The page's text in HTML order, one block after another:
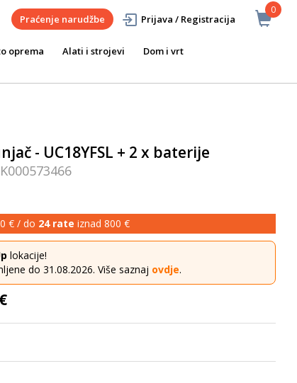
0
Praćenje narudžbe Prijava / Registracija
oprema Alati i strojevi
Dom i vrt
- UC18YFSL + 2 x baterije
€ / do 24 rate iznad 800 €
lokacije!
do 31.08.2026. Više saznaj ovdje.